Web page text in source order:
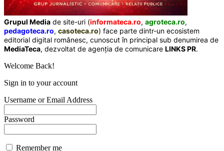
Grupul Media de site-uri (informateca.ro, agroteca.ro,
pedagoteca.ro, casoteca.ro) face parte dintr-un ecosistem
editorial digital românesc, cunoscut în principal sub denumirea de
MediaTeca, dezvoltat de agenția de comunicare LINKS PR.
Welcome Back!
Sign in to your account
Username or Email Address
Password
Remember me